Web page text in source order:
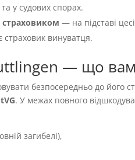
у судових спорах.
страховиком — на підставі
винуватця.
— що
безпосередньо до його
. У межах повного
загибелі),